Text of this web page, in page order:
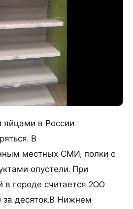
яйцами в России
В
местных СМИ, полки с
опустели. При
в городе считается 200
за десяток.В Нижнем